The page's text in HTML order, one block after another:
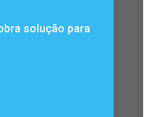
solução para